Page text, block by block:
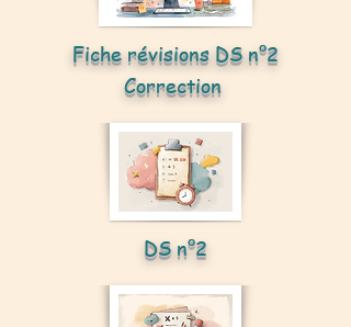
Fiche révisions DS n°2
Correction
DS n°2